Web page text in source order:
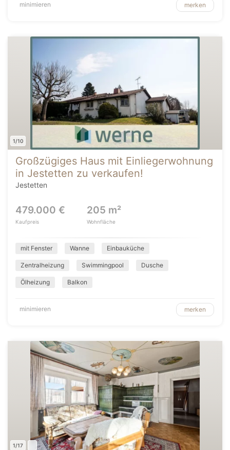
minimieren merken
1/10
Großzügiges Haus mit Einliegerwohnung
in Jestetten zu verkaufen!
Jestetten
479.000 €
Kaufpreis
205 m²
Wohnfläche
mit Fenster Wanne Einbauküche
Zentralheizung Swimmingpool Dusche
Ölheizung Balkon
minimieren merken
1/17